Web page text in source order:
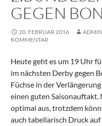
GEGEN
20. FEBRUAR 2016 ADMIN
KOMMENTAR
Heute geht es um 19 Uhr
im nächsten Derby gegen
Füchse in der
einen guten Saisonauftakt.
optimal aus, trotzdem
auch tabellarisch Druck